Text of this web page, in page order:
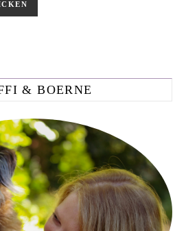
& BOERNE